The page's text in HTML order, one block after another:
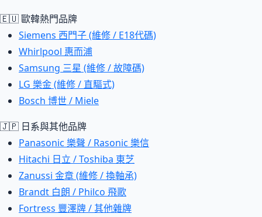
🇪🇺 歐韓熱門品牌
Siemens 西門子 (維修 / E18代碼)
Whirlpool 惠而浦
Samsung 三星 (維修 / 故障碼)
LG 樂金 (維修 / 直驅式)
Bosch 博世 / Miele
🇯🇵 日系與其他品牌
Panasonic 樂聲 / Rasonic 樂信
Hitachi 日立 / Toshiba 東芝
Zanussi 金章 (維修 / 換軸承)
Brandt 白朗 / Philco 飛歌
Fortress 豐澤牌 / 其他雜牌